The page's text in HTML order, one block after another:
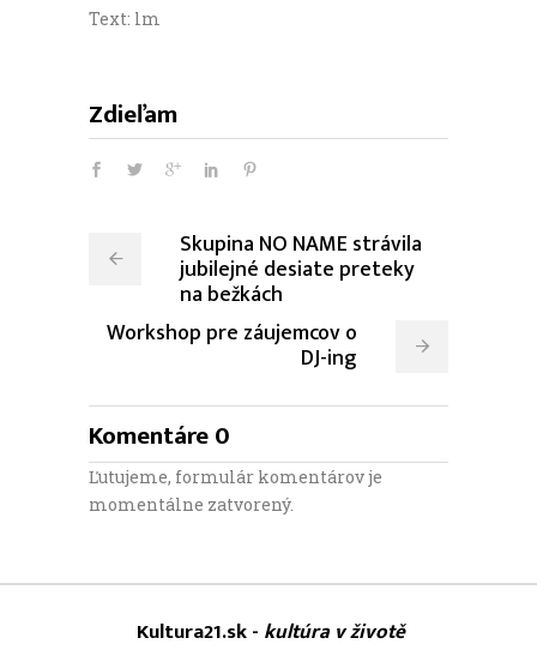
Text: lm
Zdieľam
Skupina NO NAME strávila
jubilejné desiate preteky
na bežkách
Workshop pre záujemcov o
DJ-ing
Komentáre 0
Ľutujeme, formulár komentárov je
momentálne zatvorený.
Kultura21.sk - kultúra v životě